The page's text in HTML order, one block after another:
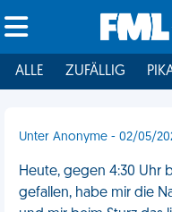
ALLE ZUFÄLLIG
Unter Anonyme - 02/05/
Heute, gegen 4:30 Uhr
gefallen, habe mir die